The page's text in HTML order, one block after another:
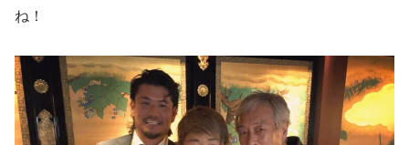
ね！